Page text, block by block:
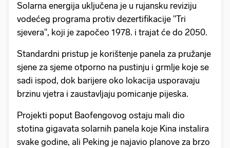
Solarna energija uključena je u rujansku reviziju
vodećeg programa protiv dezertifikacije "Tri
sjevera", koji je započeo 1978. i trajat će do 2050.
Standardni pristup je korištenje panela za pružanje
sjene za sjeme otporno na pustinju i grmlje koje se
sadi ispod, dok barijere oko lokacija usporavaju
brzinu vjetra i zaustavljaju pomicanje pijeska.
Projekti poput Baofengovog ostaju mali dio
stotina gigavata solarnih panela koje Kina instalira
svake godine, ali Peking je najavio planove za brzo